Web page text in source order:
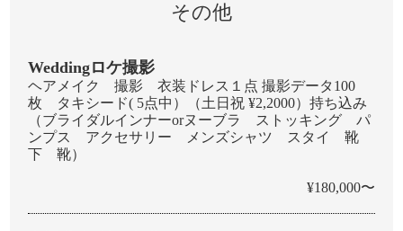
その他
Weddingロケ撮影
ヘアメイク 撮影 衣装ドレス１点 撮影データ100
枚 タキシード( 5点中）（土日祝 ¥2,2000）持ち込み
（ブライダルインナーorヌーブラ ストッキング パ
ンプス アクセサリー メンズシャツ スタイ 靴
下 靴）
¥180,000〜